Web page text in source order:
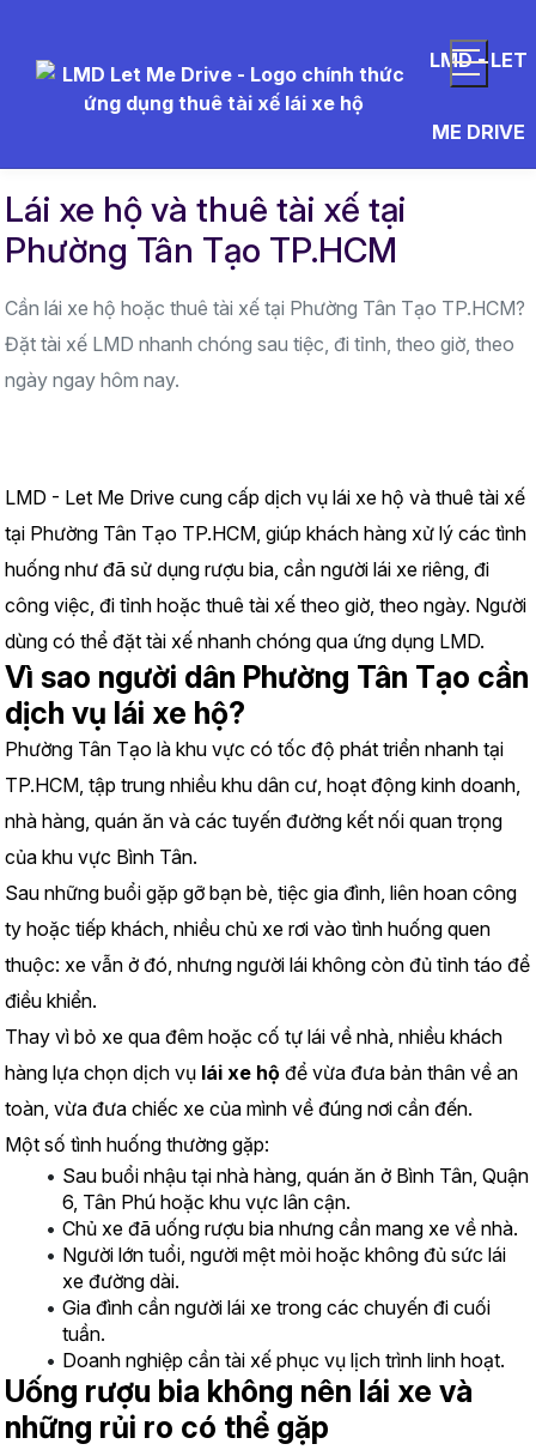
LMD - LET
ME DRIVE
Lái xe hộ và thuê tài xế tại
Phường Tân Tạo TP.HCM
Cần lái xe hộ hoặc thuê tài xế tại Phường Tân Tạo TP.HCM?
Đặt tài xế LMD nhanh chóng sau tiệc, đi tỉnh, theo giờ, theo
ngày ngay hôm nay.
LMD - Let Me Drive cung cấp dịch vụ lái xe hộ và thuê tài xế
tại Phường Tân Tạo TP.HCM, giúp khách hàng xử lý các tình
huống như đã sử dụng rượu bia, cần người lái xe riêng, đi
công việc, đi tỉnh hoặc thuê tài xế theo giờ, theo ngày. Người
dùng có thể đặt tài xế nhanh chóng qua ứng dụng LMD.
Vì sao người dân Phường Tân Tạo cần
dịch vụ lái xe hộ?
Phường Tân Tạo là khu vực có tốc độ phát triển nhanh tại
TP.HCM, tập trung nhiều khu dân cư, hoạt động kinh doanh,
nhà hàng, quán ăn và các tuyến đường kết nối quan trọng
của khu vực Bình Tân.
Sau những buổi gặp gỡ bạn bè, tiệc gia đình, liên hoan công
ty hoặc tiếp khách, nhiều chủ xe rơi vào tình huống quen
thuộc: xe vẫn ở đó, nhưng người lái không còn đủ tỉnh táo để
điều khiển.
Thay vì bỏ xe qua đêm hoặc cố tự lái về nhà, nhiều khách
hàng lựa chọn dịch vụ lái xe hộ để vừa đưa bản thân về an
toàn, vừa đưa chiếc xe của mình về đúng nơi cần đến.
Một số tình huống thường gặp:
Sau buổi nhậu tại nhà hàng, quán ăn ở Bình Tân, Quận
6, Tân Phú hoặc khu vực lân cận.
Chủ xe đã uống rượu bia nhưng cần mang xe về nhà.
Người lớn tuổi, người mệt mỏi hoặc không đủ sức lái
xe đường dài.
Gia đình cần người lái xe trong các chuyến đi cuối
tuần.
Doanh nghiệp cần tài xế phục vụ lịch trình linh hoạt.
Uống rượu bia không nên lái xe và
những rủi ro có thể gặp